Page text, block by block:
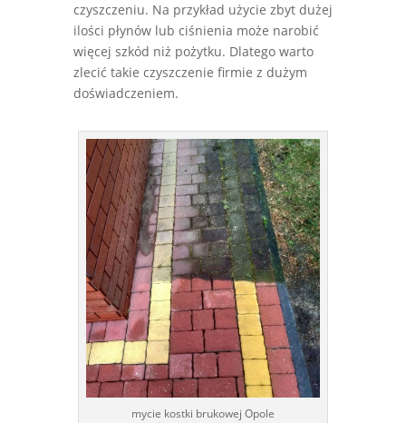
czyszczeniu. Na przykład użycie zbyt dużej
ilości płynów lub ciśnienia może narobić
więcej szkód niż pożytku. Dlatego warto
zlecić takie czyszczenie firmie z dużym
doświadczeniem.
mycie kostki brukowej Opole